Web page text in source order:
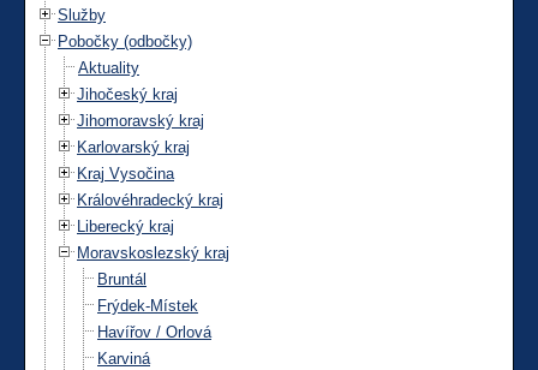
Služby
Pobočky (odbočky)
Aktuality
Jihočeský kraj
Jihomoravský kraj
Karlovarský kraj
Kraj Vysočina
Královéhradecký kraj
Liberecký kraj
Moravskoslezský kraj
Bruntál
Frýdek-Místek
Havířov / Orlová
Karviná